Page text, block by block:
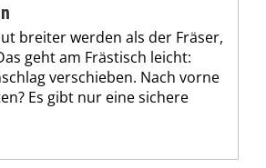
breiter werden als der Fräser,
geht am Frästisch leicht:
verschieben. Nach vorne
Es gibt nur eine sichere